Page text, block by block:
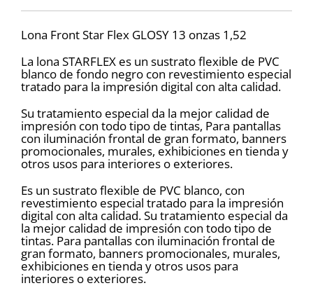
Lona Front Star Flex GLOSY 13 onzas 1,52
La lona STARFLEX es un sustrato flexible de PVC
blanco de fondo negro con revestimiento especial
tratado para la impresión digital con alta calidad.
Su tratamiento especial da la mejor calidad de
impresión con todo tipo de tintas, Para pantallas
con iluminación frontal de gran formato, banners
promocionales, murales, exhibiciones en tienda y
otros usos para interiores o exteriores.
Es un sustrato flexible de PVC blanco, con
revestimiento especial tratado para la impresión
digital con alta calidad. Su tratamiento especial da
la mejor calidad de impresión con todo tipo de
tintas. Para pantallas con iluminación frontal de
gran formato, banners promocionales, murales,
exhibiciones en tienda y otros usos para
interiores o exteriores.